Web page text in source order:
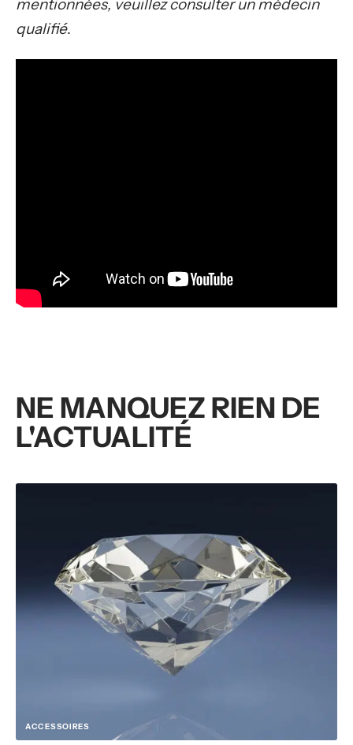
mentionnées, veuillez consulter un médecin
qualifié.
NE MANQUEZ RIEN DE
L'ACTUALITÉ
ACCESSOIRES